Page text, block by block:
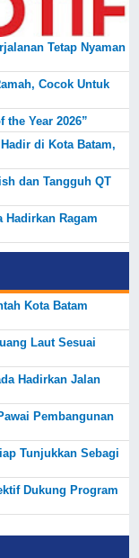
Tetap Nyaman
Cocok Untuk
Year 2026”
di Kota Batam,
dan Tangguh QT
Hadirkan Ragam
Kota Batam
Laut Sesuai
Hadirkan Jalan
Pembangunan
Tunjukkan Sebagi
Dukung Program